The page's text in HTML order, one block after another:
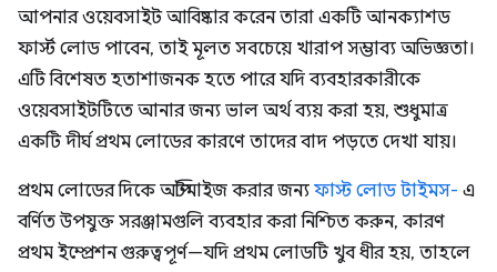
আপনার ওয়েবসাইট আবিষ্কার করেন তারা একটি আনক্যাশড
ফার্স্ট লোড পাবেন, তাই মূলত সবচেয়ে খারাপ সম্ভাব্য অভিজ্ঞতা।
এটি বিশেষত হতাশাজনক হতে পারে যদি ব্যবহারকারীকে
ওয়েবসাইটটিতে আনার জন্য ভাল অর্থ ব্যয় করা হয়, শুধুমাত্র
একটি দীর্ঘ প্রথম লোডের কারণে তাদের বাদ পড়তে দেখা যায়।
প্রথম লোডের দিকে অপ্টিমাইজ করার জন্য ফাস্ট লোড টাইমস- এ
বর্ণিত উপযুক্ত সরঞ্জামগুলি ব্যবহার করা নিশ্চিত করুন, কারণ
প্রথম ইম্প্রেশন গুরুত্বপূর্ণ—যদি প্রথম লোডটি খুব ধীর হয়, তাহলে